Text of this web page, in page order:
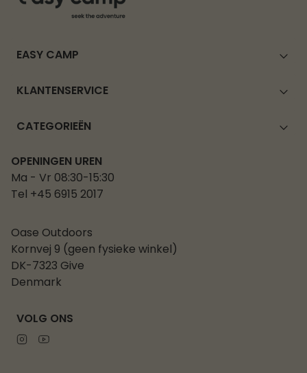
EASY CAMP
KLANTENSERVICE
CATEGORIEËN
OPENINGEN UREN
Ma - Vr 08:30-15:30
Tel +45 6915 2017
Oase Outdoors
Kornvej 9 (geen fysieke winkel)
DK-7323 Give
Denmark
VOLG ONS
Instagram
Youtube